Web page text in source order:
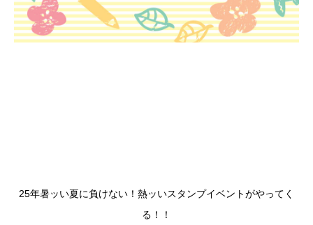
25年暑ッい夏に負けない！熱ッいスタンプイベントがやってく
る！！